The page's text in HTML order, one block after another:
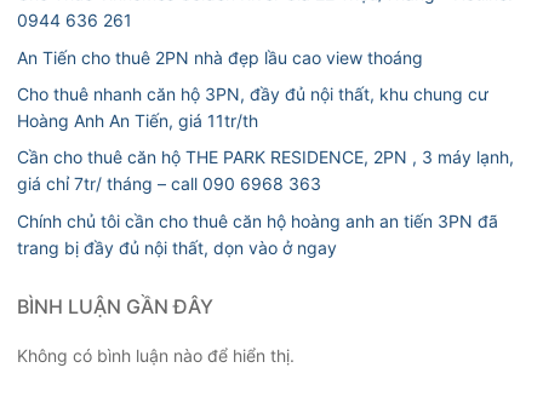
0944 636 261
An Tiến cho thuê 2PN nhà đẹp lầu cao view thoáng
Cho thuê nhanh căn hộ 3PN, đầy đủ nội thất, khu chung cư
Hoàng Anh An Tiến, giá 11tr/th
Cần cho thuê căn hộ THE PARK RESIDENCE, 2PN , 3 máy lạnh,
giá chỉ 7tr/ tháng – call 090 6968 363
Chính chủ tôi cần cho thuê căn hộ hoàng anh an tiến 3PN đã
trang bị đầy đủ nội thất, dọn vào ở ngay
BÌNH LUẬN GẦN ĐÂY
Không có bình luận nào để hiển thị.